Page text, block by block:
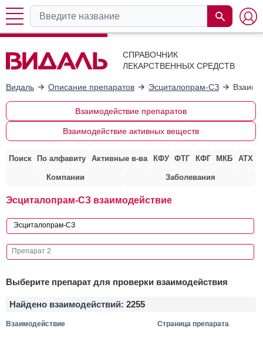
СПРАВОЧНИК
ЛЕКАРСТВЕННЫХ СРЕДСТВ
Видаль Описание препаратов Эсциталопрам-СЗ
Взаимодействие препаратов
Взаимодействие активных веществ
Поиск По алфавиту Активные в-ва КФУ ФТГ КФГ МКБ АТХ
Компании Заболевания
Эсциталопрам-СЗ взаимодействие
Выберите препарат для проверки взаимодействия
Найдено взаимодействий: 2255
Взаимодействие Страница препарата